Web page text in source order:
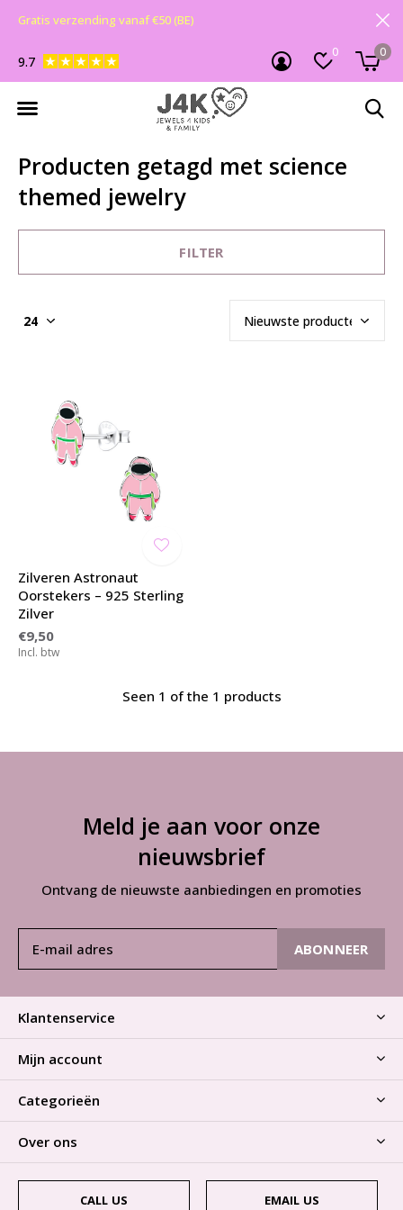
0 0
9.7
Gratis verzending vanaf €50 (BE)
Producten getagd met science
themed jewelry
FILTER
Zilveren Astronaut
Oorstekers – 925 Sterling
Zilver
€9,50
Incl. btw
Seen 1 of the 1 products
Meld je aan voor onze
nieuwsbrief
Ontvang de nieuwste aanbiedingen en promoties
ABONNEER
Klantenservice
Mijn account
Categorieën
Over ons
CALL US EMAIL US